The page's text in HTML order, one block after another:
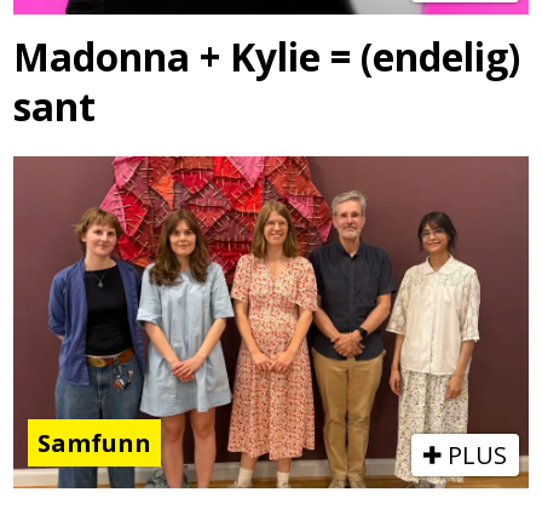
Madonna + Kylie = (endelig)
sant
Samfunn PLUS